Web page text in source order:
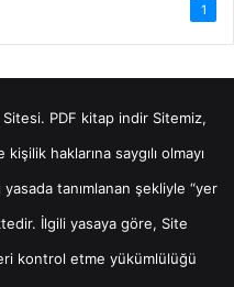
1
Sitesi. PDF kitap indirSitemiz,
haklarına saygılı olmayı
tanımlanan şekliyle “yer
İlgili yasaya göre, Site
kontrol etme yükümlülüğü